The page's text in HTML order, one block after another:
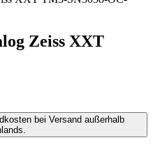
Zeiss XXT
bei Versand außerhalb